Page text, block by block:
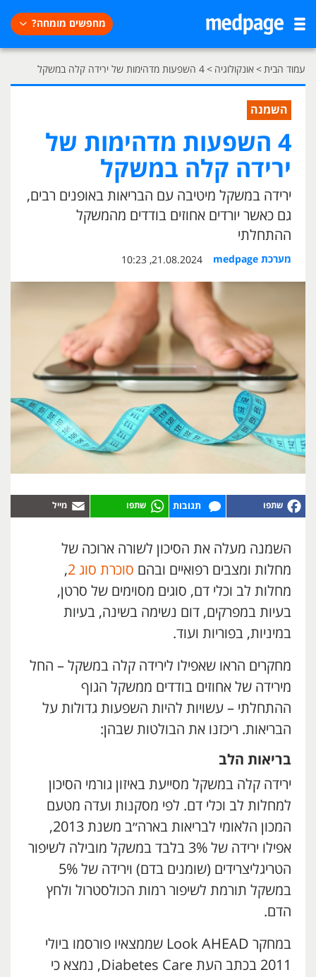
מחפשים מומחה?
עמוד הבית> אונקולוגיה >4 השפעות מדהימות של ירידה קלה במשקל
השמנה
4 השפעות מדהימות של
ירידה קלה במשקל
ירידה במשקל מיטיבה עם הבריאות באופנים רבים,
גם כאשר יורדים אחוזים בודדים מהמשקל
ההתחלתי
מערכת medpage 21.08.2024, 10:23
תגובות
השמנה מעלה את הסיכון לשורה ארוכה של
מחלות ומצבים רפואיים ובהם סוכרת סוג 2
,
מחלות לב וכלי דם, סוגים מסוימים של סרטן,
בעיות במפרקים, דום נשימה בשינה, בעיות
במיניות, בפוריות ועוד.
מחקרים הראו שאפילו לירידה קלה במשקל – החל
מירידה של אחוזים בודדים ממשקל הגוף
ההתחלתי – עשויות להיות השפעות גדולות על
הבריאות. ריכזנו את הבולטות שבהן:
בריאות הלב
ירידה קלה במשקל מסייעת באיזון גורמי הסיכון
למחלות לב וכלי דם. לפי מסקנות ועדה מטעם
המכון הלאומי לבריאות בארה״ב משנת 2013,
אפילו ירידה של 3% בלבד במשקל מובילה לשיפור
הטריגליצרידים (שומנים בדם) וירידה של 5%
במשקל תורמת לשיפור רמות הכולסטרול ולחץ
הדם.
במחקר Look AHEAD שממצאיו פורסמו ביולי
2011 בכתב העת Diabetes Care, נמצא כי